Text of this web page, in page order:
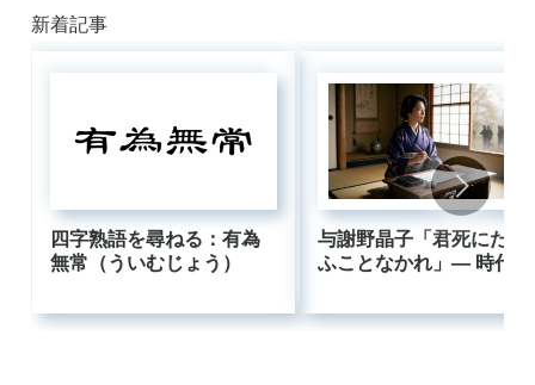
新着記事
四字熟語を尋ねる：有為
無常（ういむじょう）
与謝野晶子「君死にたま
ふことなかれ」― 時代に
今も響くのか